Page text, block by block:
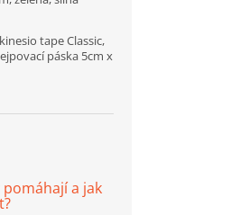
tape Classic,
páska 5cm x
a jak